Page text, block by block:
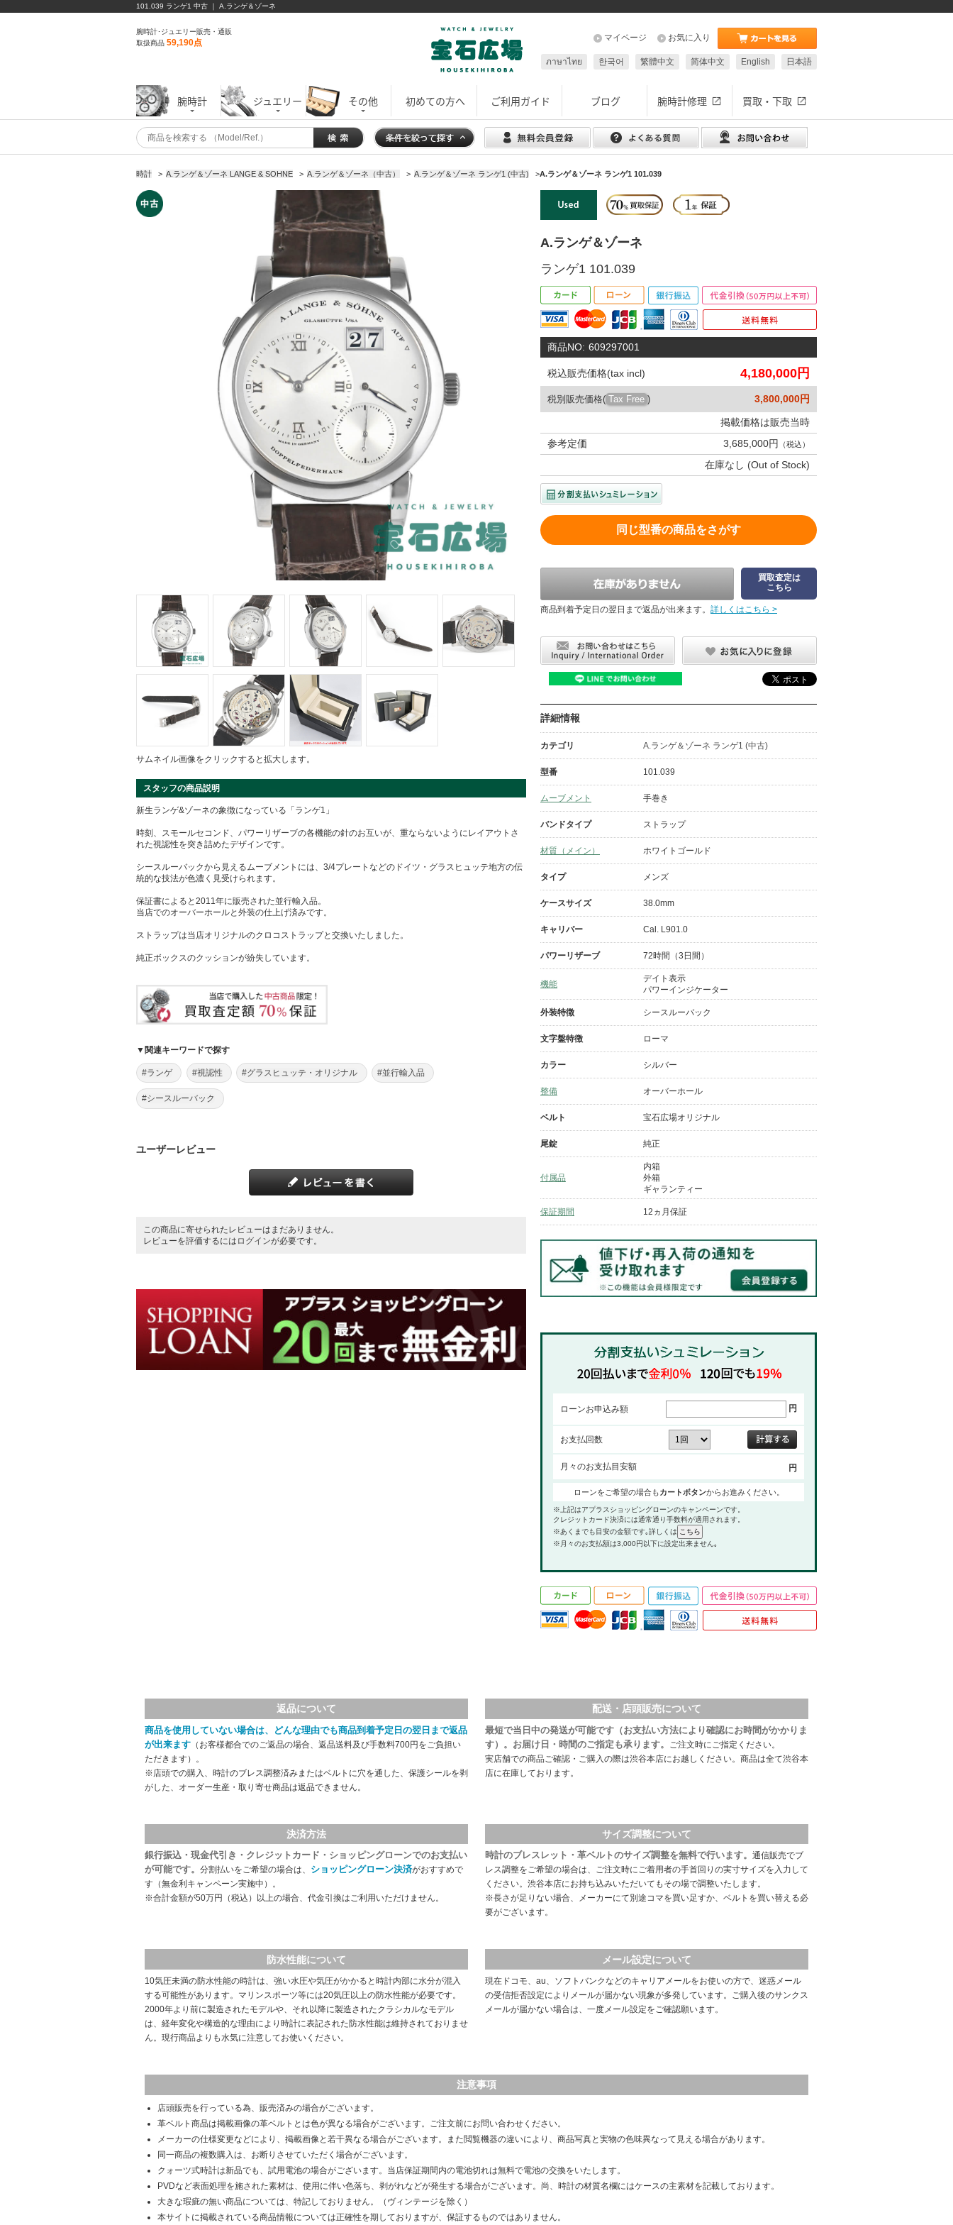
101.039 ランゲ1 中古 ｜ A.ランゲ＆ゾーネ
腕時計･ジュエリー販売・通販
取扱商品 59,190点 お気に入り
マイページ
日本語
English
简体中文
繁體中文
한국어
ภาษาไทย
腕時計 ジュエリー その他 初めての方へ ご利用ガイド ブログ 腕時計修理 買取・下取
時計 > A.ランゲ＆ゾーネ LANGE & SOHNE > A.ランゲ＆ゾーネ（中古） > A.ランゲ＆ゾーネ ランゲ1 (中古) >A.ランゲ＆ゾーネ ランゲ1 101.039
サムネイル画像をクリックすると拡大します。
スタッフの商品説明
新生ランゲ&ゾーネの象徴になっている「ランゲ1」
時刻、スモールセコンド、パワーリザーブの各機能の針のお互いが、重ならないようにレイアウトさ
れた視認性を突き詰めたデザインです。
シースルーバックから見えるムーブメントには、3/4プレートなどのドイツ・グラスヒュッテ地方の伝
統的な技法が色濃く見受けられます。
保証書によると2011年に販売された並行輸入品。
当店でのオーバーホールと外装の仕上げ済みです。
ストラップは当店オリジナルのクロコストラップと交換いたしました。
純正ボックスのクッションが紛失しています。
▼関連キーワードで探す
#ランゲ #視認性 #グラスヒュッテ・オリジナル #並行輸入品
#シースルーバック
ユーザーレビュー
この商品に寄せられたレビューはまだありません。
レビューを評価するには ログインが必要です。
A.ランゲ＆ゾーネ
ランゲ1 101.039
商品NO: 609297001
税込販売価格(tax incl) 4,180,000円
税別販売価格( Tax Free ) 3,800,000円
掲載価格は販売当時
参考定価
3,685,000円 （税込）
在庫なし (Out of Stock)
同じ型番の商品をさがす
買取査定は
こちら
商品到着予定日の翌日まで返品が出来ます。 詳しくはこちら >
詳細情報
カテゴリ A.ランゲ＆ゾーネ ランゲ1 (中古)
型番 101.039
ムーブメント 手巻き
バンドタイプ ストラップ
材質（メイン） ホワイトゴールド
タイプ メンズ
ケースサイズ 38.0mm
キャリバー Cal. L901.0
パワーリザーブ 72時間（3日間）
機能
デイト表示
パワーインジケーター
外装特徴 シースルーバック
文字盤特徴 ローマ
カラー シルバー
整備 オーバーホール
ベルト 宝石広場オリジナル
尾錠 純正
付属品
内箱
外箱
ギャランティー
保証期間 12ヵ月保証
ローンお申込み額 円
お支払回数
月々のお支払目安額 円
ローンをご希望の場合もカートボタンからお進みください。
※上記はアプラスショッピングローンのキャンペーンです。
クレジットカード決済には通常通り手数料が適用されます。
※あくまでも目安の金額です｡詳しくは
※月々のお支払額は3,000円以下に設定出来ません｡
返品について
商品を使用していない場合は、どんな理由でも商品到着予定日の翌日まで返品
が出来ます （お客様都合でのご返品の場合、返品送料及び手数料700円をご負担い
ただきます）。
※店頭での購入、時計のブレス調整済みまたはベルトに穴を通した、保護シールを剥
がした、オーダー生産・取り寄せ商品は返品できません。
配送・店頭販売について
最短で当日中の発送が可能です（お支払い方法により確認にお時間がかかりま
す）。お届け日・時間のご指定も承ります。
ご注文時にご指定ください。
実店舗での商品ご確認・ご購入の際は渋谷本店にお越しください。商品は全て渋谷本
店に在庫しております。
決済方法
銀行振込・現金代引き・クレジットカード・ショッピングローンでのお支払い
が可能です。 分割払いをご希望の場合は、 ショッピングローン決済がおすすめで
す（無金利キャンペーン実施中）。
※合計金額が50万円（税込）以上の場合、代金引換はご利用いただけません。
サイズ調整について
時計のブレスレット・革ベルトのサイズ調整を無料で行います。 通信販売でブ
レス調整をご希望の場合は、ご注文時にご着用者の手首回りの実寸サイズを入力して
ください。渋谷本店にお持ち込みいただいてもその場で調整いたします。
※長さが足りない場合、メーカーにて別途コマを買い足すか、ベルトを買い替える必
要がございます。
防水性能について
10気圧未満の防水性能の時計は、強い水圧や気圧がかかると時計内部に水分が混入
する可能性があります。マリンスポーツ等には20気圧以上の防水性能が必要です。
2000年より前に製造されたモデルや、それ以降に製造されたクラシカルなモデル
は、経年変化や構造的な理由により時計に表記された防水性能は維持されておりませ
ん。現行商品よりも水気に注意してお使いください。
メール設定について
現在ドコモ、au、ソフトバンクなどのキャリアメールをお使いの方で、迷惑メール
の受信拒否設定によりメールが届かない現象が多発しています。ご購入後のサンクス
メールが届かない場合は、一度メール設定をご確認願います。
注意事項
店頭販売を行っている為、販売済みの場合がございます。
革ベルト商品は掲載画像の革ベルトとは色が異なる場合がございます。ご注文前にお問い合わせください。
メーカーの仕様変更などにより、掲載画像と若干異なる場合がございます。また閲覧機器の違いにより、商品写真と実物の色味異なって見える場合があります。
同一商品の複数購入は、お断りさせていただく場合がございます。
クォーツ式時計は新品でも、試用電池の場合がございます。当店保証期間内の電池切れは無料で電池の交換をいたします。
PVDなど表面処理を施された素材は、使用に伴い色落ち、剥がれなどが発生する場合がございます。尚、時計の材質名欄にはケースの主素材を記載しております。
大きな瑕疵の無い商品については、特記しておりません。（ヴィンテージを除く）
本サイトに掲載されている商品情報については正確性を期しておりますが、保証するものではありません。